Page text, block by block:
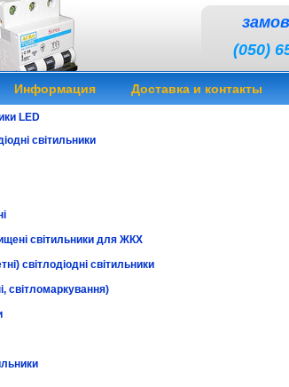
(050)
Информация Доставка и контакты
LED
світильники
світильники для ЖКХ
світлодіодні світильники
світломаркування)